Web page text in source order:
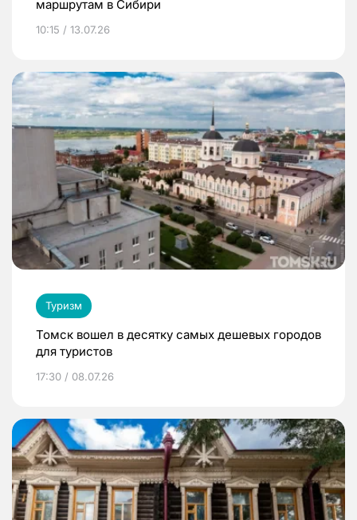
маршрутам в Сибири
10:15 / 13.07.26
Туризм
Томск вошел в десятку самых дешевых городов
для туристов
17:30 / 08.07.26